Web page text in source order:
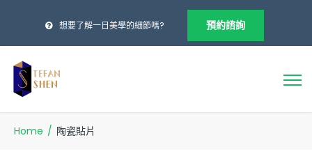
想要了解一日美學的細節嗎? 預約諮詢
Home / 陶瓷貼片